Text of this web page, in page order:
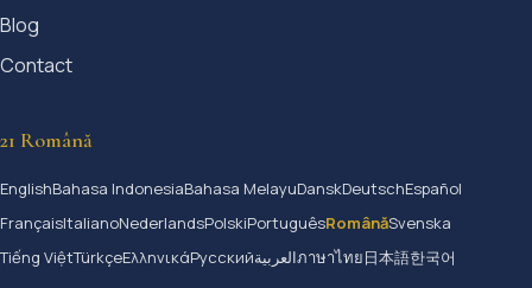
Blog
Contact
21 Română
EnglishBahasa IndonesiaBahasa MelayuDanskDeutschEspañol
FrançaisItalianoNederlandsPolskiPortuguêsRomânăSvenska
Tiếng ViệtTürkçeΕλληνικάРусскийالعربيةภาษาไทย日本語한국어